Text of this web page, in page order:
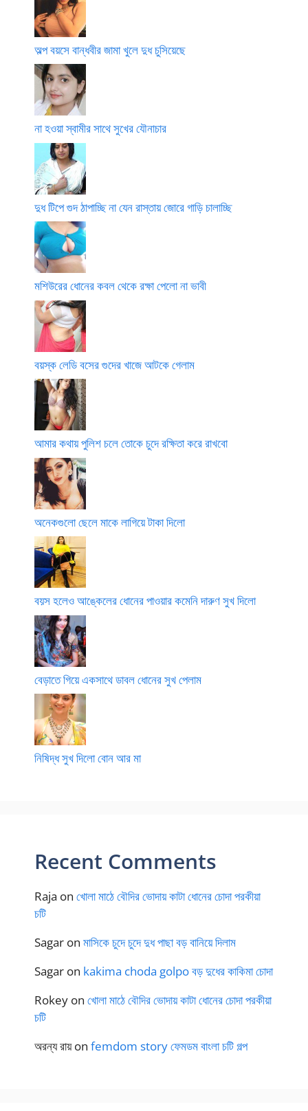
অল্প বয়সে বান্ধবীর জামা খুলে দুধ চুসিয়েছে
না হওয়া স্বামীর সাথে সুখের যৌনাচার
দুধ টিপে গুদ ঠাপাচ্ছি না যেন রাস্তায় জোরে গাড়ি চালাচ্ছি
মশিউরের ধোনের কবল থেকে রক্ষা পেলো না ভাবী
বয়স্ক লেডি বসের গুদের খাজে আটকে গেলাম
আমার কথায় পুলিশ চলে তোকে চুদে রক্ষিতা করে রাখবো
অনেকগুলো ছেলে মাকে লাগিয়ে টাকা দিলো
বয়স হলেও আঙ্কেলের ধোনের পাওয়ার কমেনি দারুণ সুখ দিলো
বেড়াতে গিয়ে একসাথে ডাবল ধোনের সুখ পেলাম
নিষিদ্ধ সুখ দিলো বোন আর মা
Recent Comments
Raja on খোলা মাঠে বৌদির ভোদায় কাটা ধোনের চোদা পরকীয়া
চটি
Sagar on মাসিকে চুদে চুদে দুধ পাছা বড় বানিয়ে দিলাম
Sagar on kakima choda golpo বড় দুধের কাকিমা চোদা
Rokey on খোলা মাঠে বৌদির ভোদায় কাটা ধোনের চোদা পরকীয়া
চটি
অরন্য রায়on femdom story ফেমডম বাংলা চটি গল্প